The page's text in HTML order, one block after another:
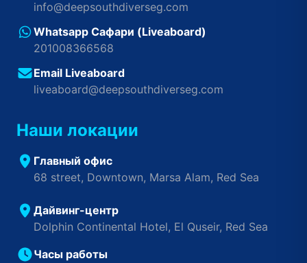
info@deepsouthdiverseg.com
Whatsapp Сафари (Liveaboard)
201008366568
Email Liveaboard
liveaboard@deepsouthdiverseg.com
Наши локации
Главный офис
68 street, Downtown, Marsa Alam, Red Sea
Дайвинг-центр
Dolphin Continental Hotel, El Quseir, Red Sea
Часы работы